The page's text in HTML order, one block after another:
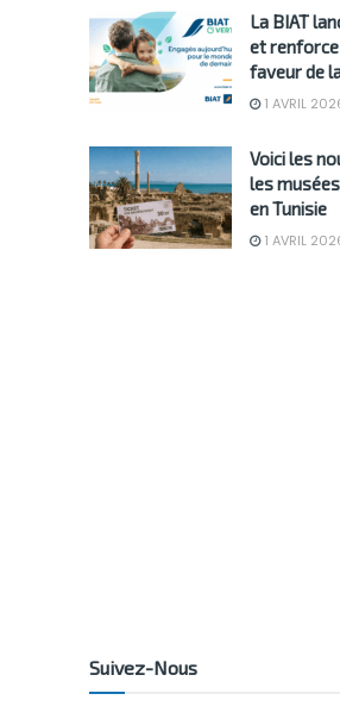
La BIAT
et
faveur de
1 AVRIL
Voici les
les
en Tunisie
1 AVRIL
Suivez-Nous